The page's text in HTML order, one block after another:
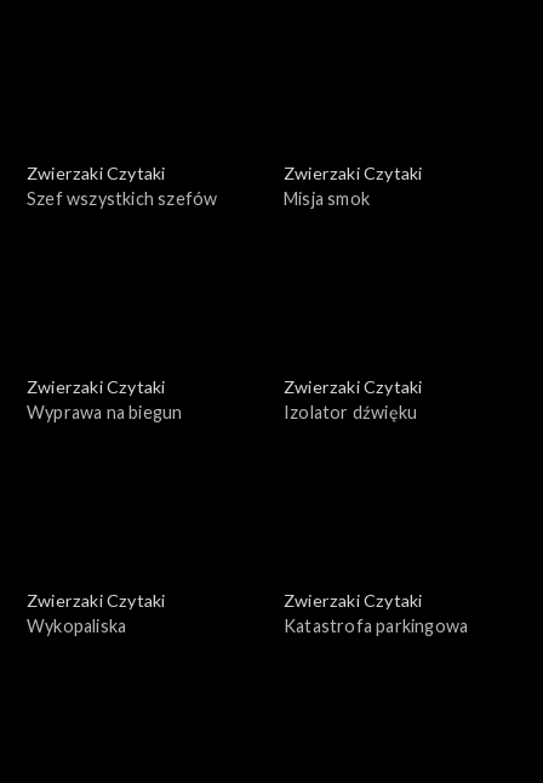
Zwierzaki Czytaki
Szef wszystkich szefów
Zwierzaki Czytaki
Misja smok
Zwierzaki Czytaki
Wyprawa na biegun
Zwierzaki Czytaki
Izolator dźwięku
Zwierzaki Czytaki
Wykopaliska
Zwierzaki Czytaki
Katastrofa parkingowa